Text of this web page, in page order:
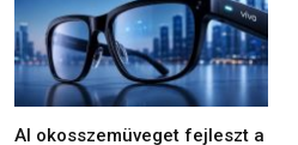
AI okosszemüveget fejleszt a